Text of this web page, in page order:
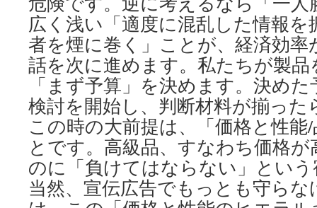
広く浅い「適度に混乱した情報
者を煙に巻く」ことが、経済効
話を次に進めます。私たちが製
「まず予算」を決めます。決め
検討を開始し、判断材料が揃った
この時の大前提は、「価格と性
とです。高級品、すなわち価格
のに「負けてはならない」とい
当然、宣伝広告でもっとも守ら